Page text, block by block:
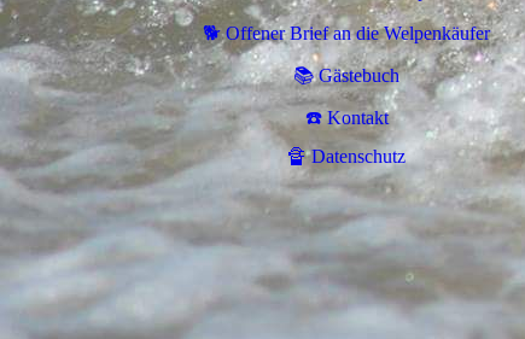
🐕 Offener Brief an die Welpenkäufer
📚 Gästebuch
☎️ Kontakt
🔏 Datenschutz